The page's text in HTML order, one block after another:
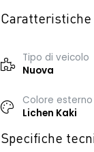
Caratteristiche
Tipo di veicolo
Nuova
Colore esterno
Lichen Kaki
Specifiche